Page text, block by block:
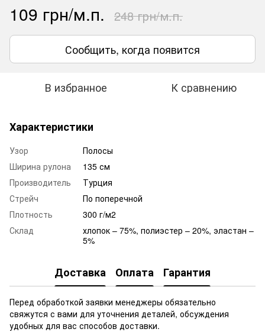
109 грн/м.п. 248 грн/м.п.
Сообщить, когда появится
В избранное К сравнению
Характеристики
Узор
Полосы
Ширина рулона
135 см
Производитель
Турция
Стрейч
По поперечной
Плотность
300 г/м2
Склад
хлопок – 75%, полиэстер – 20%, эластан –
5%
Доставка Оплата Гарантия
Перед обработкой заявки менеджеры обязательно
свяжутся с вами для уточнения деталей, обсуждения
удобных для вас способов доставки.